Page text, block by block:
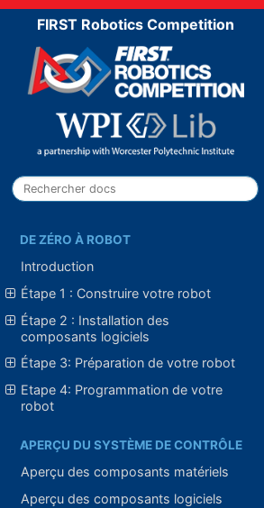
FIRST Robotics Competition
DE ZÉRO À ROBOT
Introduction
Étape 1 : Construire votre robot
Étape 2 : Installation des
composants logiciels
Étape 3: Préparation de votre robot
Etape 4: Programmation de votre
robot
APERÇU DU SYSTÈME DE CONTRÔLE
Aperçu des composants matériels
Aperçu des composants logiciels